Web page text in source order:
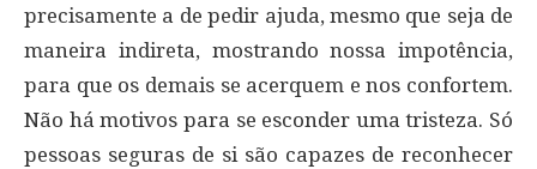
precisamente a de pedir ajuda, mesmo que seja de
maneira indireta, mostrando nossa impotência,
para que os demais se acerquem e nos confortem.
Não há motivos para se esconder uma tristeza. Só
pessoas seguras de si são capazes de reconhecer